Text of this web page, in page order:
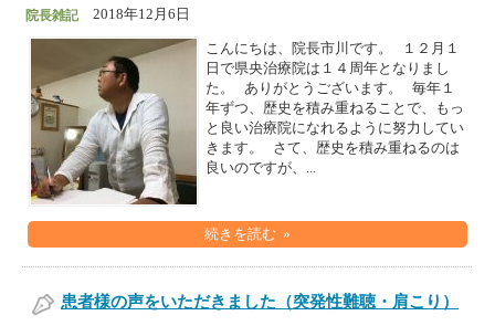
2018年12月6日
院長雑記
こんにちは、院長市川です。 １２月１
日で県央治療院は１４周年となりまし
た。 ありがとうございます。 毎年１
年ずつ、歴史を積み重ねることで、もっ
と良い治療院になれるように努力してい
きます。 さて、歴史を積み重ねるのは
良いのですが、...
続きを読む »
患者様の声をいただきました（突発性難聴・肩こり）